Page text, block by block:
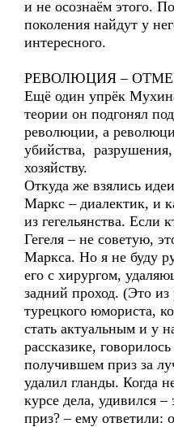
и не осознаём этого.
поколения найдут у
интересного.
РЕВОЛЮЦИЯ –
Ещё один упрёк
теории он подгонял
революции, а
убийства,
хозяйству.
Откуда же взялись
Маркс – диалектик, и
из гегельянства. Если
Гегеля – не советую,
Маркса. Но я не буду
его с хирургом,
задний проход. (Это из
турецкого юмориста,
стать актуальным и у
рассказике,
получившем приз за
удалил гланды. Когда
курсе дела, удивился –
приз? – ему ответили: